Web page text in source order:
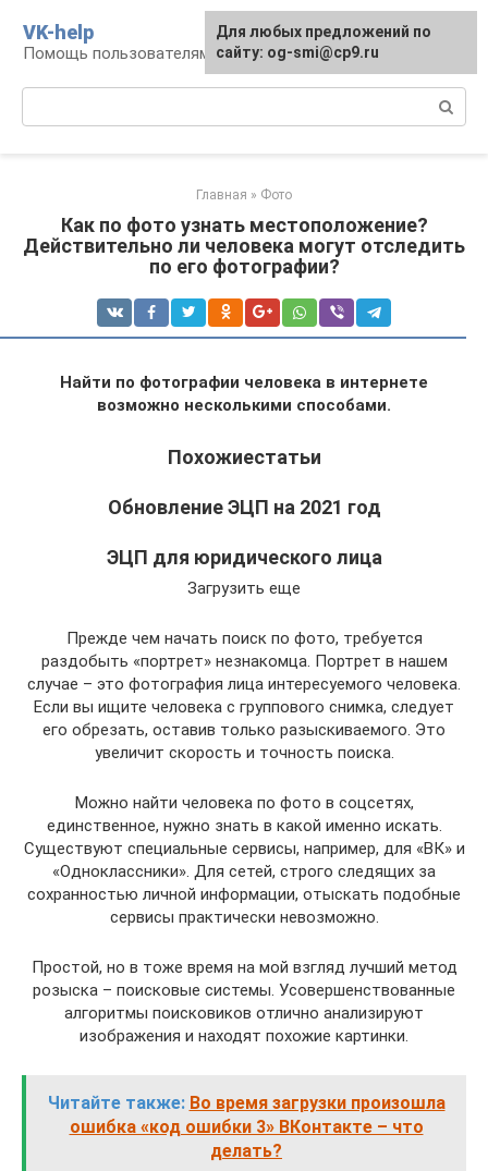
контенту
VK-help
Помощь пользователям соцсети ВКонтакте
Главная » Фото
Как по фото узнать местоположение?
Действительно ли человека могут отследить
по его фотографии?
Найти по фотографии человека в интернете
возможно несколькими способами.
Похожиестатьи
Обновление ЭЦП на 2021 год
ЭЦП для юридического лица
Загрузить еще
Прежде чем начать поиск по фото, требуется
раздобыть «портрет» незнакомца. Портрет в нашем
случае – это фотография лица интересуемого человека.
Если вы ищите человека с группового снимка, следует
его обрезать, оставив только разыскиваемого. Это
увеличит скорость и точность поиска.
Можно найти человека по фото в соцсетях,
единственное, нужно знать в какой именно искать.
Существуют специальные сервисы, например, для «ВК» и
«Одноклассники». Для сетей, строго следящих за
сохранностью личной информации, отыскать подобные
сервисы практически невозможно.
Простой, но в тоже время на мой взгляд лучший метод
розыска – поисковые системы. Усовершенствованные
алгоритмы поисковиков отлично анализируют
изображения и находят похожие картинки.
Читайте также: Во время загрузки произошла
ошибка «код ошибки 3» ВКонтакте – что
делать?
Для любых предложений по
сайту: og-smi@cp9.ru